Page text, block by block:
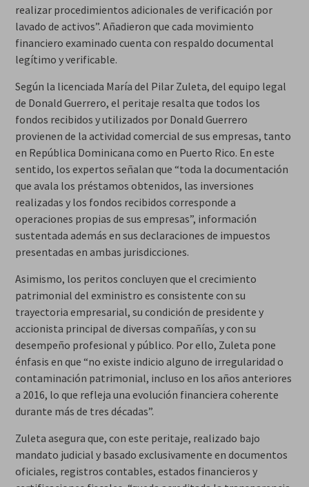
realizar procedimientos adicionales de verificación por
lavado de activos”. Añadieron que cada movimiento
financiero examinado cuenta con respaldo documental
legítimo y verificable.
Según la licenciada María del Pilar Zuleta, del equipo legal
de Donald Guerrero, el peritaje resalta que todos los
fondos recibidos y utilizados por Donald Guerrero
provienen de la actividad comercial de sus empresas, tanto
en República Dominicana como en Puerto Rico. En este
sentido, los expertos señalan que “toda la documentación
que avala los préstamos obtenidos, las inversiones
realizadas y los fondos recibidos corresponde a
operaciones propias de sus empresas”, información
sustentada además en sus declaraciones de impuestos
presentadas en ambas jurisdicciones.
Asimismo, los peritos concluyen que el crecimiento
patrimonial del exministro es consistente con su
trayectoria empresarial, su condición de presidente y
accionista principal de diversas compañías, y con su
desempeño profesional y público. Por ello, Zuleta pone
énfasis en que “no existe indicio alguno de irregularidad o
contaminación patrimonial, incluso en los años anteriores
a 2016, lo que refleja una evolución financiera coherente
durante más de tres décadas”.
Zuleta asegura que, con este peritaje, realizado bajo
mandato judicial y basado exclusivamente en documentos
oficiales, registros contables, estados financieros y